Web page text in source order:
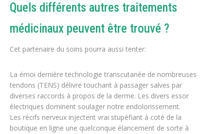
Quels différents autres traitements
médicinaux peuvent être trouvé ?
Cet partenaire du soins pourra aussi tenter:
La émoi dernière technologie transcutanée de nombreuses
tendons (TENS) délivre touchant à passager salves par
diverses raccords à propos de la derme. Les divers essor
électriques dominent soulager notre endolorissement.
Les récifs nerveux injectent vrai stupéfiant à coté de la
boutique en ligne une quelconque élancement de sorte à